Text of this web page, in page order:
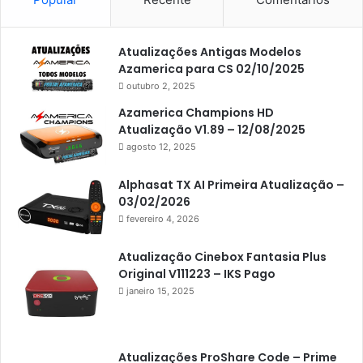
Americabox S105 Plus
Americabox S205
Americabox S205 Plus
Americabox S305 Plus
Artcom
Athomics
Athomics Eon
Athomics i3
Athomics i3 Bold
Athomics Inspire Qi
Atualizações Antigas Modelos
Azamerica para CS 02/10/2025
outubro 2, 2025
Azamerica Champions HD
Atualização V1.89 – 12/08/2025
agosto 12, 2025
Alphasat TX AI Primeira Atualização –
03/02/2026
fevereiro 4, 2026
Atualização Cinebox Fantasia Plus
Original V111223 – IKS Pago
janeiro 15, 2025
Atualizações ProShare Code – Prime